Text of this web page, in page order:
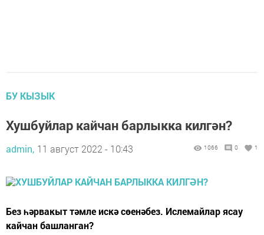
БУ КЫЗЫК
Хушбуйлар кайчан барлыкка килгән?
admin, 11 август 2022 - 10:43 1066 0 1
Без һәрвакыт тәмле искә сөенәбез. Ислемайлар ясау
кайчан башланган?